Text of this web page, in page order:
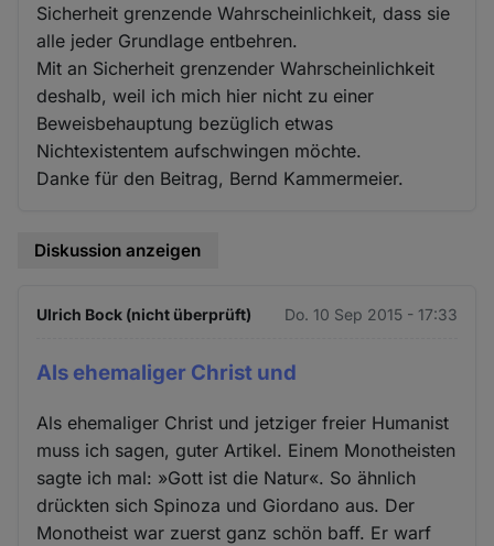
Sicherheit grenzende Wahrscheinlichkeit, dass sie
alle jeder Grundlage entbehren.
Mit an Sicherheit grenzender Wahrscheinlichkeit
deshalb, weil ich mich hier nicht zu einer
Beweisbehauptung bezüglich etwas
Nichtexistentem aufschwingen möchte.
Danke für den Beitrag, Bernd Kammermeier.
Diskussion anzeigen
Ulrich Bock (nicht überprüft) Do. 10 Sep 2015 - 17:33
Als ehemaliger Christ und
Als ehemaliger Christ und jetziger freier Humanist
muss ich sagen, guter Artikel. Einem Monotheisten
sagte ich mal: »Gott ist die Natur«. So ähnlich
drückten sich Spinoza und Giordano aus. Der
Monotheist war zuerst ganz schön baff. Er warf